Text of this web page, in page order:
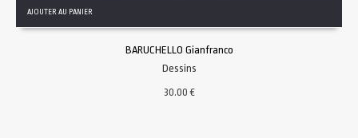
AJOUTER AU PANIER
BARUCHELLO Gianfranco
Dessins
30.00€